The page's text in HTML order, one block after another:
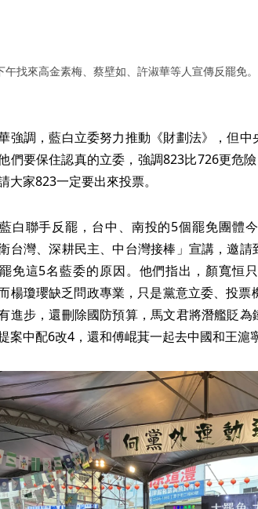
午找來高金素梅、蔡壁如、許淑華等人宣傳反罷免
強調，藍白立委努力推動《財劃法》，但
們要保住認真的立委，強調823比726更危
大家823一定要出來投票。
白聯手反罷，台中、南投的5個罷免團體
台灣、深耕民主、中台灣接棒」宣講，邀
免這5名藍委的原因。他們指出，顏寬恒
楊瓊瓔缺乏問政專業，只是黨意立委、投
有進步，還刪除國防預算，馬文君將潛艦貶
案中配6改4，還和傅崐萁一起去中國和王滬